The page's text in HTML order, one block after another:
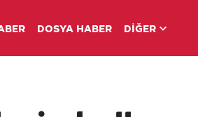
DOSYA HABER DİĞER